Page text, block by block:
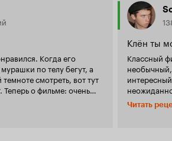
Когда его
по телу бегут, а
смотреть, вот тут
Теперь о фильме: очень
его кровожадность,
то, что очень
Клён ты
Классный
буду
Клён ты
Читать